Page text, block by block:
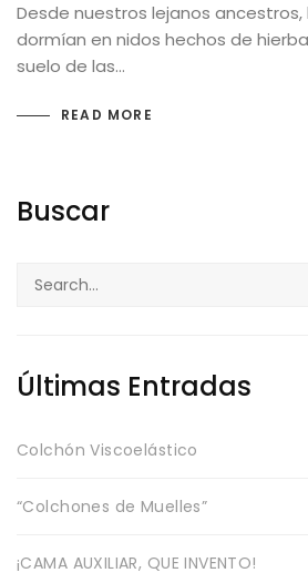
Condiciones de compra
Política de cookies
Política de privacidad
Desde nuestros lejanos
dormían en nidos hechos de
suelo de las…
READ MORE
Buscar
Search
for:
Últimas Entradas
Colchón Viscoelástico
“Colchones de Muelles”
¡CAMA AUXILIAR, QUE INVENTO!